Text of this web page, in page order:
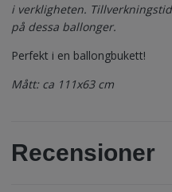
i verkligheten.
på dessa ballonger.
Perfekt i en ballongbukett!
Mått: ca 111x63 cm
Recensioner